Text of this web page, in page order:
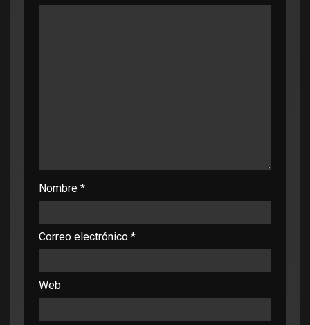
Nombre *
Correo electrónico *
Web